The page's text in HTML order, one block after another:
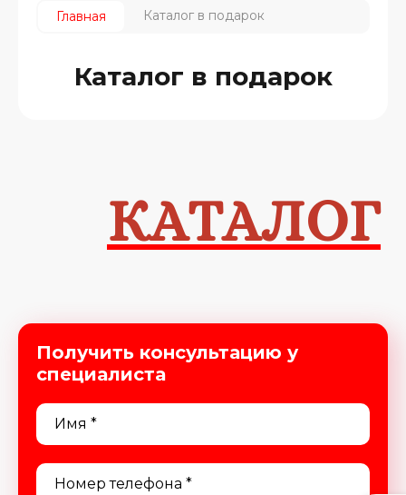
Главная Каталог в подарок
Каталог в подарок
КАТАЛОГ
Получить консультацию у
специалиста